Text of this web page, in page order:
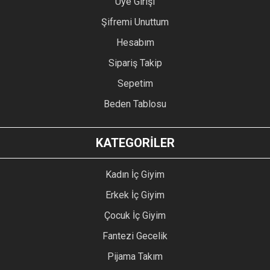
Şifremi Unuttum
Hesabım
Sipariş Takip
Sepetim
Beden Tablosu
KATEGORİLER
Kadın İç Giyim
Erkek İç Giyim
Çocuk İç Giyim
Fantezi Gecelik
Pijama Takım